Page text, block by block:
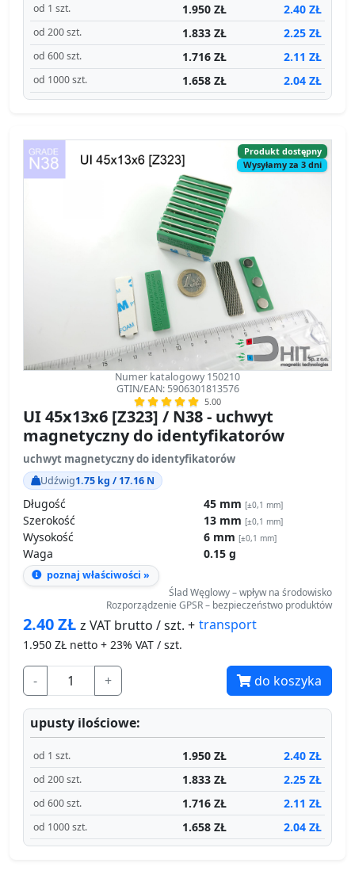
od 1 szt. 1.950 ZŁ 2.40 ZŁ
od 200 szt. 1.833 ZŁ 2.25 ZŁ
od 600 szt. 1.716 ZŁ 2.11 ZŁ
od 1000 szt. 1.658 ZŁ 2.04 ZŁ
Produkt dostępny
Wysyłamy za 3 dni
Numer katalogowy 150210
GTIN/EAN: 5906301813576
5.00
UI 45x13x6 [Z323] / N38 - uchwyt
magnetyczny do identyfikatorów
uchwyt magnetyczny do identyfikatorów
Udźwig1.75 kg / 17.16 N
Długość 45 mm [±0,1 mm]
Szerokość 13 mm [±0,1 mm]
Wysokość 6 mm [±0,1 mm]
Waga 0.15 g
poznaj właściwości »
Ślad Węglowy – wpływ na środowisko
Rozporządzenie GPSR – bezpieczeństwo produktów
2.40ZŁ z VAT brutto / szt. + transport
1.950 ZŁ netto + 23% VAT / szt.
- + do koszyka
upusty ilościowe:
od 1 szt. 1.950 ZŁ 2.40 ZŁ
od 200 szt. 1.833 ZŁ 2.25 ZŁ
od 600 szt. 1.716 ZŁ 2.11 ZŁ
od 1000 szt. 1.658 ZŁ 2.04 ZŁ